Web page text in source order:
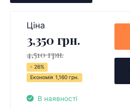
Ціна
3,350 грн.
4,510 грн.
- 26%
Економія 1,160 грн.
В наявності